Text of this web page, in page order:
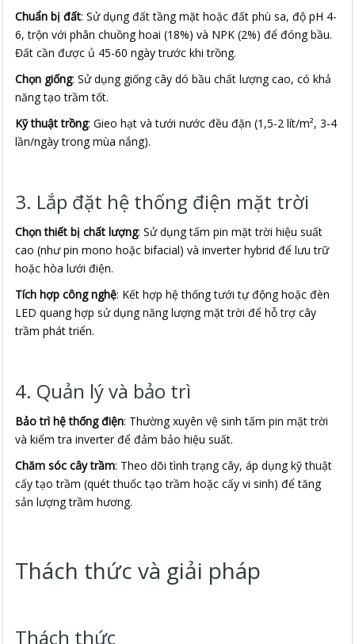
Chuẩn bị đất: Sử dụng đất tầng mặt hoặc đất phù sa, độ pH 4-
6, trộn với phân chuồng hoai (18%) và NPK (2%) để đóng bầu.
Đất cần được ủ 45-60 ngày trước khi trồng.
Chọn giống: Sử dụng giống cây dó bầu chất lượng cao, có khả
năng tạo trầm tốt.
Kỹ thuật trồng: Gieo hạt và tưới nước đều đặn (1,5-2 lít/m², 3-4
lần/ngày trong mùa nắng).
3. Lắp đặt hệ thống điện mặt trời
Chọn thiết bị chất lượng: Sử dụng tấm pin mặt trời hiệu suất
cao (như pin mono hoặc bifacial) và inverter hybrid để lưu trữ
hoặc hòa lưới điện.
Tích hợp công nghệ: Kết hợp hệ thống tưới tự động hoặc đèn
LED quang hợp sử dụng năng lượng mặt trời để hỗ trợ cây
trầm phát triển.
4. Quản lý và bảo trì
Bảo trì hệ thống điện: Thường xuyên vệ sinh tấm pin mặt trời
và kiểm tra inverter để đảm bảo hiệu suất.
Chăm sóc cây trầm: Theo dõi tình trạng cây, áp dụng kỹ thuật
cấy tạo trầm (quét thuốc tạo trầm hoặc cấy vi sinh) để tăng
sản lượng trầm hương.
Thách thức và giải pháp
Thách thức